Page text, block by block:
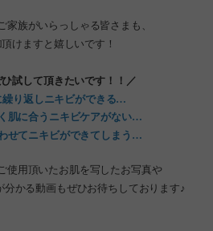
家族がいらっしゃる皆さまも、
けますと嬉しいです！
試して頂きたいです！！／
繰り返しニキビができる…
肌に合うニキビケアがない…
せてニキビができてしまう…
使用頂いたお肌を写したお写真や
かる動画もぜひお待ちしております♪